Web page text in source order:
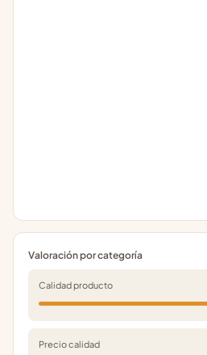
Valoración por categoría
Calidad producto
Precio calidad